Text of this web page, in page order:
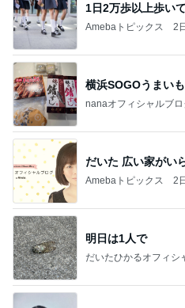
1日2万歩以上歩い
Amebaトピックス 2
横浜SOGOうまい
nanaオフィシャルブ
だいた 広い家がい
Amebaトピックス 2
明日は1人で
だいたひかるオフィシ